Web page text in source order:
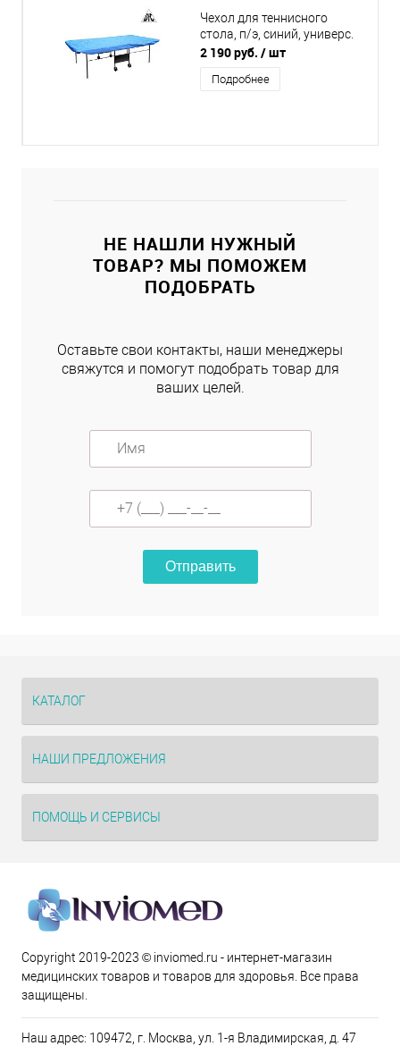
Чехол для теннисного
стола, п/э, синий, универс.
2 190 руб. / шт
Подробнее
НЕ НАШЛИ НУЖНЫЙ
ТОВАР? МЫ ПОМОЖЕМ
ПОДОБРАТЬ
Оставьте свои контакты, наши менеджеры
свяжутся и помогут подобрать товар для
ваших целей.
Отправить
КАТАЛОГ
НАШИ ПРЕДЛОЖЕНИЯ
ПОМОЩЬ И СЕРВИСЫ
Copyright 2019-2023 © inviomed.ru - интернет-магазин
медицинских товаров и товаров для здоровья. Все права
защищены.
Наш адрес: 109472, г. Москва, ул. 1-я Владимирская, д. 47